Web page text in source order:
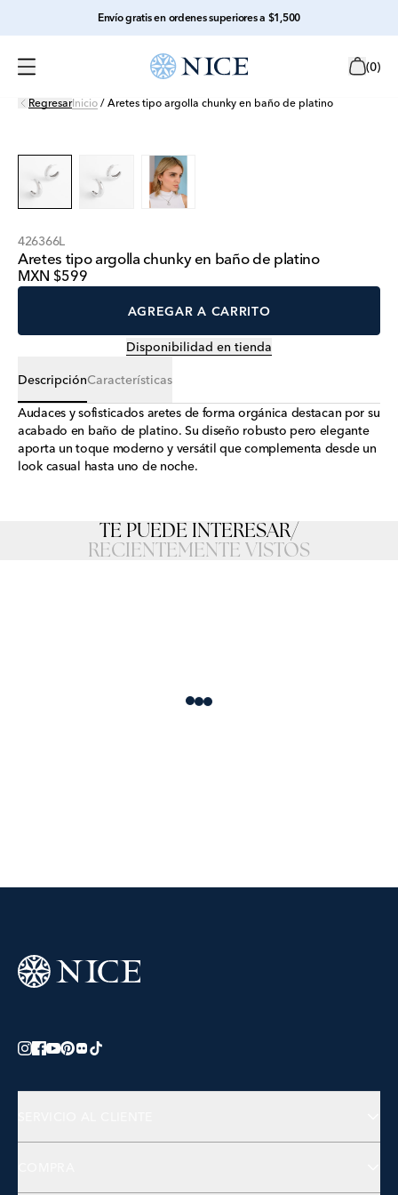
Envío gratis en ordenes superiores a $1,500
(0)
RegresarInicio / Aretes tipo argolla chunky en baño de platino
426366L
Aretes tipo argolla chunky en baño de platino
MXN $599
AGREGAR A CARRITO
Disponibilidad en tienda
DescripciónCaracterísticas
Audaces y sofisticados aretes de forma orgánica destacan por su
acabado en baño de platino. Su diseño robusto pero elegante
aporta un toque moderno y versátil que complementa desde un
look casual hasta uno de noche.
TE PUEDE INTERESAR/
RECIENTEMENTE VISTOS
Loading